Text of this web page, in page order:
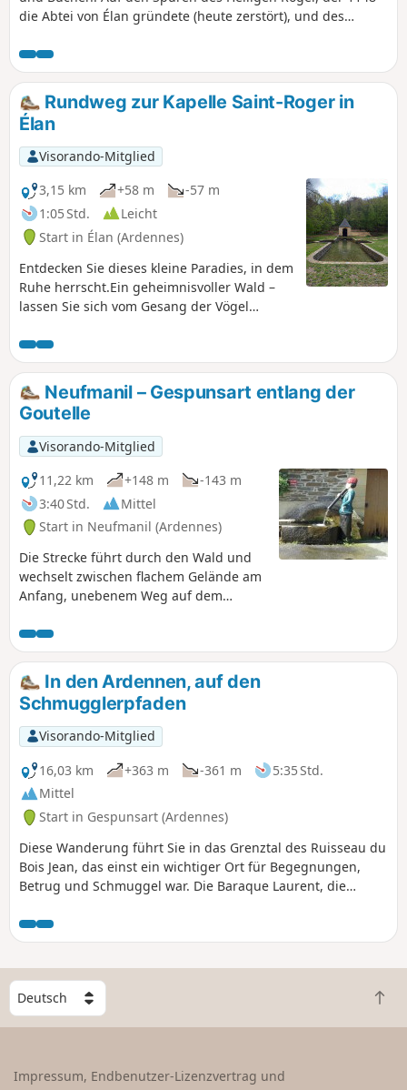
die Abtei von Élan gründete (heute zerstört), und des
heilt. Auf den Spuren des Pfarrers Meslier, der von 1689 bis
1729 in Étrépigny, Balaives und Butz amtierte und ein
Atheist und Revolutionär war.
Rundweg zur Kapelle Saint-Roger in
Élan
Visorando-Mitglied
3,15 km
+58 m
-57 m
1:05 Std.
Leicht
Start in Élan (Ardennes)
Entdecken Sie dieses kleine Paradies, in dem
Ruhe herrscht.Ein geheimnisvoller Wald –
lassen Sie sich vom Gesang der Vögel
Neufmanil – Gespunsart entlang der
Goutelle
Visorando-Mitglied
11,22 km
+148 m
-143 m
3:40 Std.
Mittel
Start in Neufmanil (Ardennes)
Die Strecke führt durch den Wald und
wechselt zwischen flachem Gelände am
Anfang, unebenem Weg auf dem
die den Unebenheiten und Kurven des
Geländes folgen, mit gelegentlichen
Ausblicken auf das Tal durch die
Bäume.In den Ardennen, auf den
Schmugglerpfaden
Visorando-Mitglied
16,03 km
+363 m -361 m
5:35 Std.
Mittel
Start in Gespunsart (Ardennes)
Diese Wanderung führt Sie in das Grenztal des Ruisseau du
Bois Jean, das einst ein wichtiger Ort für Begegnungen,
Betrug und Schmuggel war. Die Baraque Laurent, die
Gruppen. Die drei anderen Hütten sind verschwunden,
aber ihre Ruinen sind noch zu sehen.
W
ä
h
e
Z
u
Impressum, Endbenutzer-Lizenzvertrag und